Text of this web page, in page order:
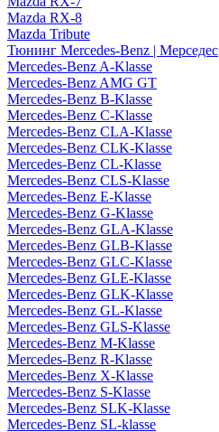
Mazda RX-8
Mazda Tribute
Тюнинг Mercedes-Benz | Мерседес
Mercedes-Benz A-Klasse
Mercedes-Benz AMG GT
Mercedes-Benz B-Klasse
Mercedes-Benz C-Klasse
Mercedes-Benz CLA-Klasse
Mercedes-Benz CLK-Klasse
Mercedes-Benz CL-Klasse
Mercedes-Benz CLS-Klasse
Mercedes-Benz E-Klasse
Mercedes-Benz G-Klasse
Mercedes-Benz GLA-Klasse
Mercedes-Benz GLB-Klasse
Mercedes-Benz GLC-Klasse
Mercedes-Benz GLE-Klasse
Mercedes-Benz GLK-Klasse
Mercedes-Benz GL-Klasse
Mercedes-Benz GLS-Klasse
Mercedes-Benz M-Klasse
Mercedes-Benz R-Klasse
Mercedes-Benz X-Klasse
Mercedes-Benz S-Klasse
Mercedes-Benz SLK-Klasse
Mercedes-Benz SL-klasse